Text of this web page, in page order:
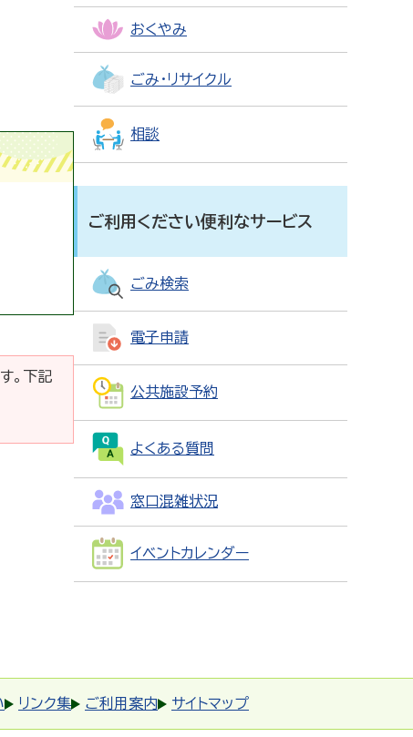
。下記
おくやみ
ごみ・リサイクル
相談
ご利用ください便利なサービス
ごみ検索
電子申請
公共施設予約
よくある質問
窓口混雑状況
イベントカレンダー
リンク集 ご利用案内 サイトマップ